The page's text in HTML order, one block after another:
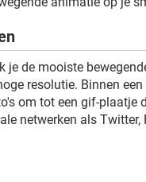
je de mooiste
resolutie. Binnen
om tot een gif-plaatje
netwerken als Twitter,